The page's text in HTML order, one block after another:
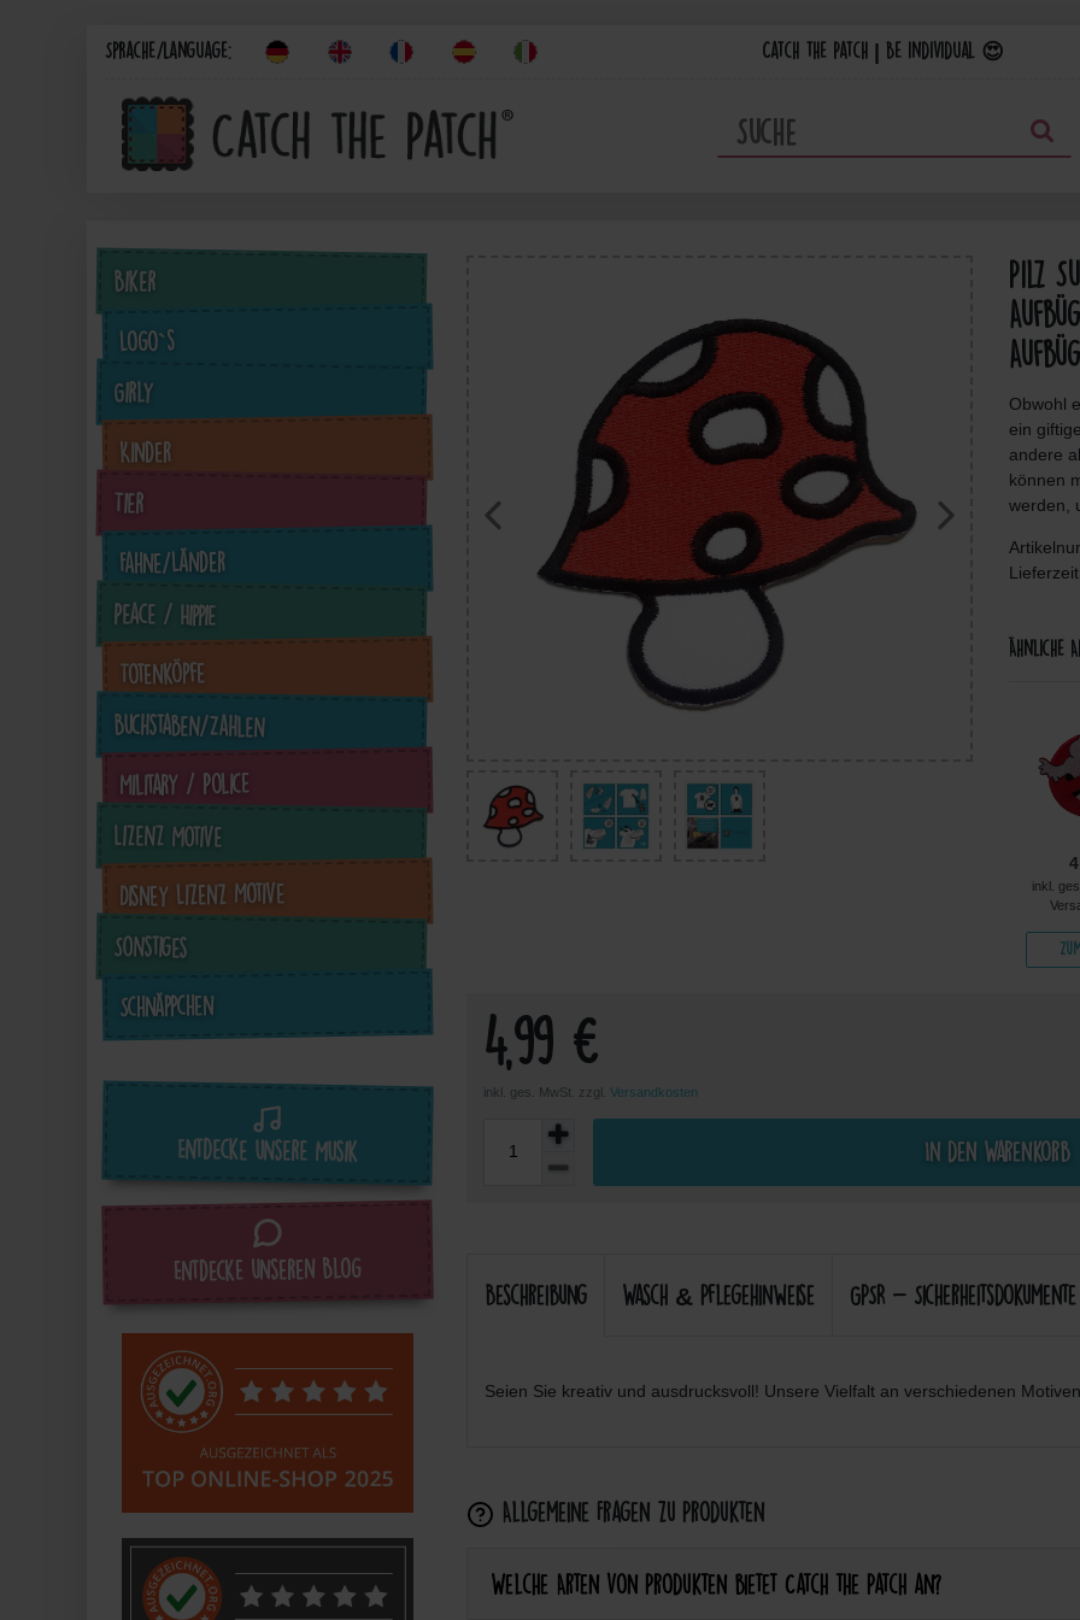
Sprache/Language: Catch the Patch | Be individual 😍
Biker
Logo`s
Girly
Kinder
Tier
Fahne/Länder
Peace / Hippie
Totenköpfe
Buchstaben/Zahlen
Military / Police
Lizenz Motive
Disney Lizenz Motive
Sonstiges
Schnäppchen
Entdecke unsere Musik
Entdecke unseren Blog
Pilz
Obwohl
ein
andere
können
werden,
Ähnliche
4,99 €
inkl.
4,99 €
inkl. ges. MwSt. zzgl. Versandkosten
In den Warenkorb
Beschreibung Wasch & Pflegehinweise GPSR - Sicherheitsdokumente
Seien Sie kreativ und ausdrucksvoll! Unsere Vielfalt an verschiedenen
Allgemeine Fragen zu Produkten
Welche Arten von Produkten bietet Catch the Patch an?